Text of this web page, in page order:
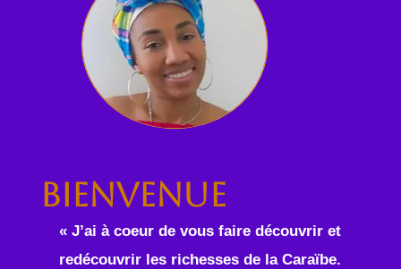
Bienvenue
« J’ai à coeur de vous faire découvrir et
redécouvrir les richesses de la Caraïbe.